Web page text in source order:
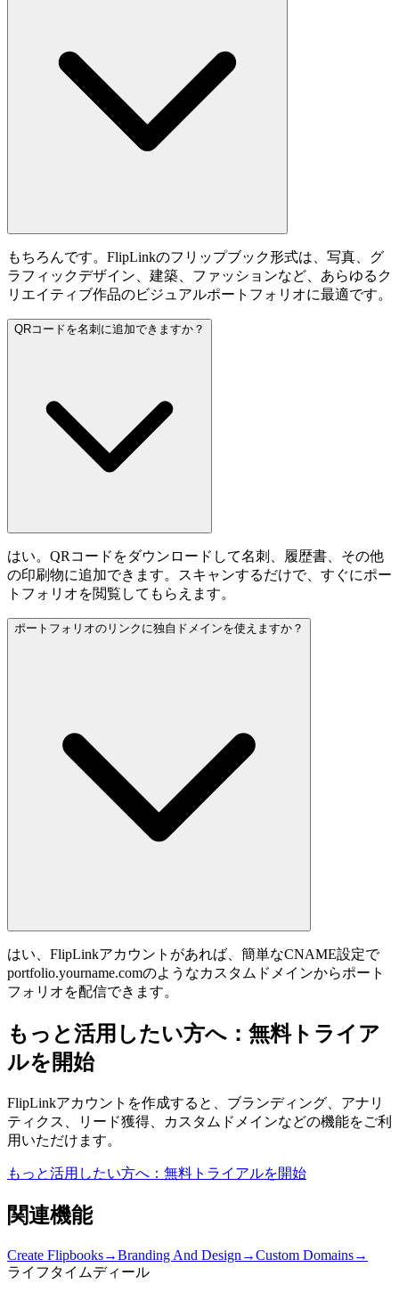
もちろんです。FlipLinkのフリップブック形式は、写真、グ
ラフィックデザイン、建築、ファッションなど、あらゆるク
リエイティブ作品のビジュアルポートフォリオに最適です。
QRコードを名刺に追加できますか？
はい。QRコードをダウンロードして名刺、履歴書、その他
の印刷物に追加できます。スキャンするだけで、すぐにポー
トフォリオを閲覧してもらえます。
ポートフォリオのリンクに独自ドメインを使えますか？
はい、FlipLinkアカウントがあれば、簡単なCNAME設定で
portfolio.yourname.comのようなカスタムドメインからポート
フォリオを配信できます。
もっと活用したい方へ：無料トライア
ルを開始
FlipLinkアカウントを作成すると、ブランディング、アナリ
ティクス、リード獲得、カスタムドメインなどの機能をご利
用いただけます。
もっと活用したい方へ：無料トライアルを開始
関連機能
Create Flipbooks→Branding And Design →Custom Domains→
ライフタイムディール